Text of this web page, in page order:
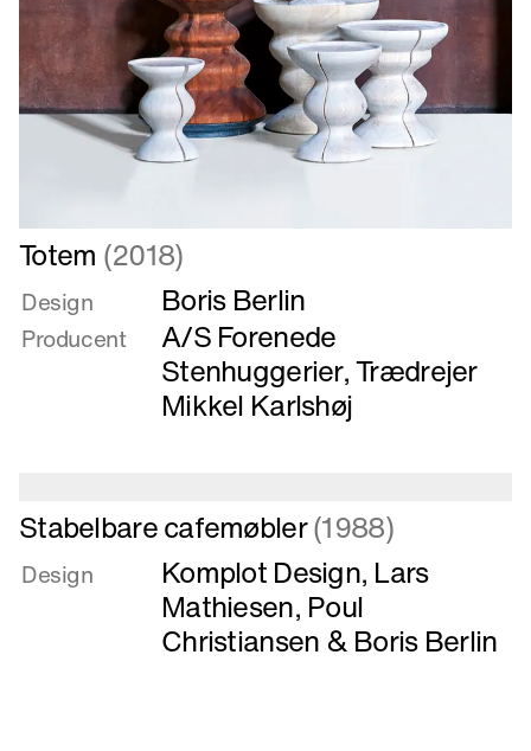
Læs
mere
om
Totem
Totem (2018)
Design Boris Berlin
Producent
A/S Forenede
Stenhuggerier,Trædrejer
Mikkel Karlshøj
Læs
mere
om
Stabelbare cafemøbler(1988)
Design Komplot Design, Lars
Mathiesen, Poul
Christiansen &Boris Berlin